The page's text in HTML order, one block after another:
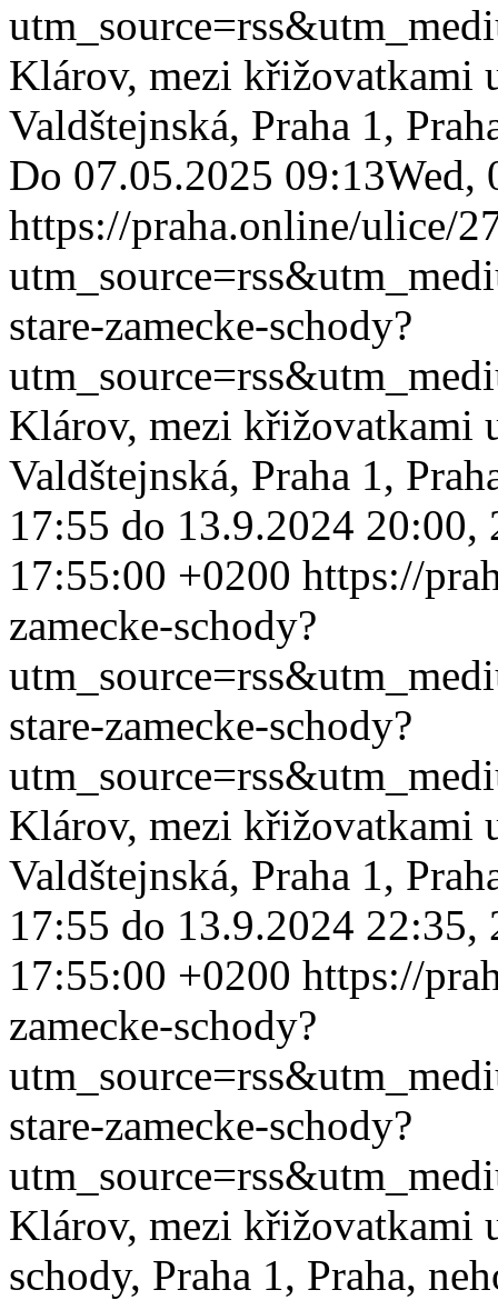
Klárov, mezi křižovatkami
Valdštejnská, Praha 1,
Do 07.05.2025 09:13Wed,
https://praha.online/ulice/
stare-zamecke-schody?
Klárov, mezi křižovatkami
Valdštejnská, Praha 1,
17:55 do 13.9.2024 20:00,
17:55:00 +0200 https://
zamecke-schody?
stare-zamecke-schody?
Klárov, mezi křižovatkami
Valdštejnská, Praha 1,
17:55 do 13.9.2024 22:35,
17:55:00 +0200 https://
zamecke-schody?
stare-zamecke-schody?
Klárov, mezi křižovatkami
schody, Praha 1, Praha,